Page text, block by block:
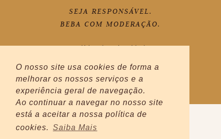
O nosso site usa cookies de forma a
melhorar os nossos serviços e a
experiência geral de navegação.
Ao continuar a navegar no nosso site
está a aceitar a nossa política de
cookies. Saiba Mais
Política de Privacidade
SEJA RESPONSÁVEL.
BEBA COM MODERAÇÃO.